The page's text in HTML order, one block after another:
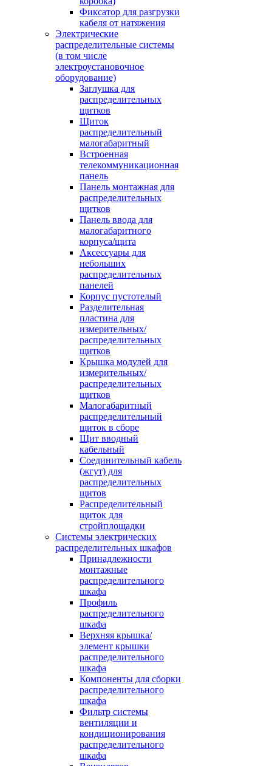
Фиксатор для разгрузки
кабеля от натяжения
Электрические
распределительные системы
(в том числе
электроустановочное
оборудование)
Заглушка для
распределительных
щитков
Щиток
распределительный
малогабаритный
Встроенная
телекоммуникационная
панель
Панель монтажная для
распределительных
щитков
Панель ввода для
малогабаритного
корпуса/щита
Аксессуары для
небольших
распределительных
панелей
Корпус пустотелый
Разделительная
пластина для
измерительных/
распределительных
щитков
Крышка модулей для
измерительных/
распределительных
щитков
Малогабаритный
распределительный
щиток в сборе
Щит вводный
кабельный
Соединительный кабель
(жгут) для
распределительных
щитов
Распределительный
щиток для
стройплощадки
Системы электрических
распределительных шкафов
Принадлежности
монтажные
распределительного
шкафа
Профиль
распределительного
шкафа
Верхняя крышка/
элемент крышки
распределительного
шкафа
Компоненты для сборки
распределительного
шкафа
Фильтр системы
вентиляции и
кондиционирования
распределительного
шкафа